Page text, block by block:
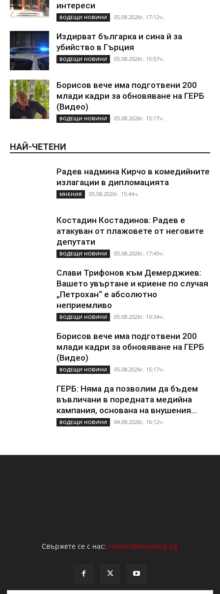
интереси
ВОДЕЩИ НОВИНИ 05.08.2026г. 17:12ч.
Издирват българка и сина й за
убийство в Гърция
ВОДЕЩИ НОВИНИ 05.08.2026г. 15:57ч.
Борисов вече има подготвени 200
млади кадри за обновяване на ГЕРБ
(Видео)
ВОДЕЩИ НОВИНИ 05.08.2026г. 15:17ч.
НАЙ-ЧЕТЕНИ
Радев надмина Кирчо в комедийните
излагации в дипломацията
МНЕНИЯ 05.08.2026г. 15:44ч.
Костадин Костадинов: Радев е
атакуван от плажoвете от неговите
депутати
ВОДЕЩИ НОВИНИ 05.08.2026г. 17:45ч.
Слави Трифонов към Демерджиев:
Вашето увъртане и криене по случая
„Петрохан“ е абсолютно
неприемливо
ВОДЕЩИ НОВИНИ 05.08.2026г. 10:34ч.
Борисов вече има подготвени 200
млади кадри за обновяване на ГЕРБ
(Видео)
ВОДЕЩИ НОВИНИ 05.08.2026г. 15:17ч.
ГЕРБ: Няма да позволим да бъдем
въвличани в поредната медийна
кампания, основана на внушения...
ВОДЕЩИ НОВИНИ 04.08.2026г. 16:12ч.
Свържете се с нас:contact@breaking.bg